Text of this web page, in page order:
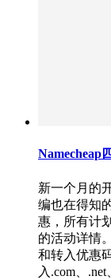
Namecheap
新一个月的
编也在得知
惠，所有计
的活动详情
和转入优惠
入.com、